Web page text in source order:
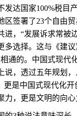
达国家100%税目
区签署了23个自由
进，“发展诉求常被
多选择。这与《建
通的。中国式现代
说，透过五年规划
更是中国式现代化
力，更是文明的向心